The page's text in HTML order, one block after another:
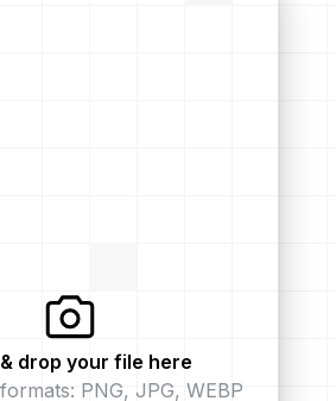
drop your file here
PNG, JPG, WEBP